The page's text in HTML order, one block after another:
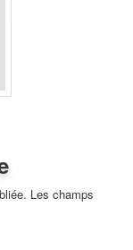
Les champs